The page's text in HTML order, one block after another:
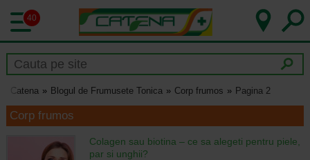
40
Catena Blogul de Frumusete Tonica Corp frumos Pagina 2
Corp frumos
Colagen sau biotina – ce sa alegeti pentru piele,
par si unghii?